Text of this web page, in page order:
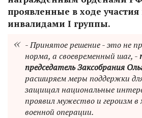
проявленные в ходе
инвалидами I группы.
- Принятое решение - это не
норма, а своевременный шаг, -
председатель Заксобрания
расширяем меры поддержки
защищал национальные
проявил мужество и героизм в
военной операции.